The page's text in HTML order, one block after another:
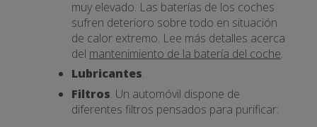
muy elevado. Las baterías de los coches
sufren deterioro sobre todo en situación
de calor extremo. Lee más detalles acerca
del mantenimiento de la batería del coche.
Lubricantes.
Filtros. Un automóvil dispone de
diferentes filtros pensados para purificar: